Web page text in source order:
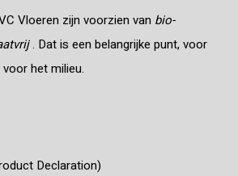
Vloeren zijn voorzien van bio-
. Dat is een belangrijke punt, voor
het milieu.
Declaration)